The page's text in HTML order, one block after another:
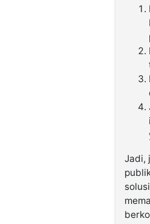
Jadi,